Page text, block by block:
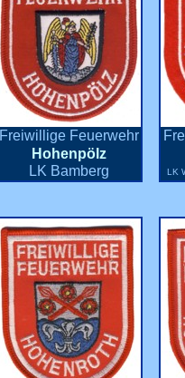
Freiwillige Feuerwehr
Hohenpölz
LK Bamberg
LK